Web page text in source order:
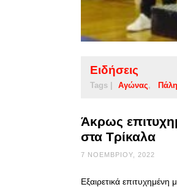
Ειδήσεις
Tags | Αγώνας Πάλη
Άκρως
στα Τρίκαλα
7 ΝΟΕΜΒΡΊΟΥ, 2022
Εξαιρετικά